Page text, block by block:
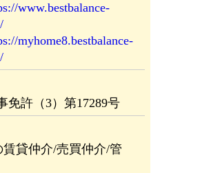
www.bestbalance-
myhome8.bestbalance-
免許（3）第17289号
貸仲介/売買仲介/管